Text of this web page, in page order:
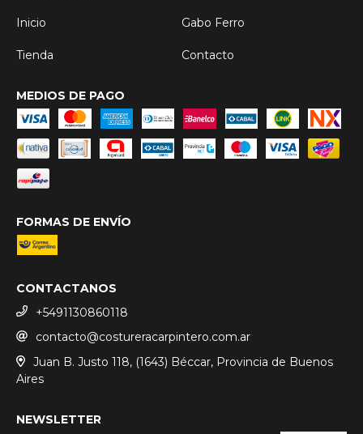
Inicio
Gabo Ferro
Tienda Contacto
MEDIOS DE PAGO
FORMAS DE ENVÍO
CONTACTANOS
+5491130860118
contacto@costureracarpintero.com.ar
Juan B. Justo 118, (1643) Béccar, Provincia de Buenos
Aires
NEWSLETTER